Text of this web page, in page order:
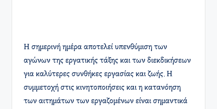
Η σημερινή ημέρα αποτελεί υπενθύμιση των
αγώνων της εργατικής τάξης και των διεκδικήσεων
για καλύτερες συνθήκες εργασίας και ζωής. Η
συμμετοχή στις κινητοποιήσεις και η κατανόηση
των αιτημάτων των εργαζομένων είναι σημαντικά